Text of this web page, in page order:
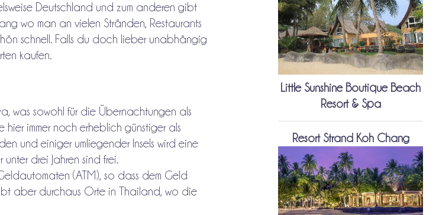
Deutschland und zum anderen gibt
wo man an vielen Stränden, Restaurants
schnell. Falls du doch lieber unabhängig
kaufen.
was sowohl für die Übernachtungen als
hier immer noch erheblich günstiger als
und einiger umliegender Insels wird eine
drei Jahren sind frei.
(ATM), so dass dem Geld
aber durchaus Orte in Thailand, wo die
Little Sunshine Boutique Beach
Resort & Spa
Resort Strand Koh Chang